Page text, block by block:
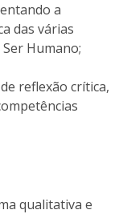
a
das várias
Humano;
reflexão crítica,
qualitativa e